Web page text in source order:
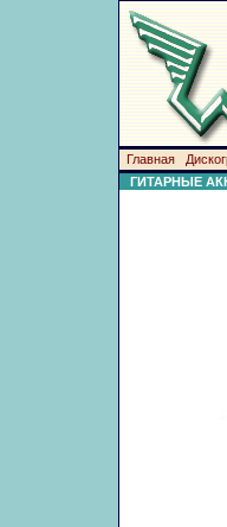
Главная
ГИТАРНЫЕ